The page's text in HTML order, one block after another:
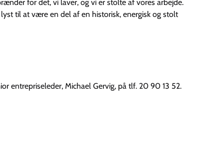
for det, vi laver, og vi er stolte af vores arbejde.
til at være en del af en historisk, energisk og stolt
entrepriseleder, Michael Gervig, på tlf. 20 90 13 52.